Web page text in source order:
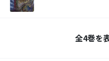
全4巻を